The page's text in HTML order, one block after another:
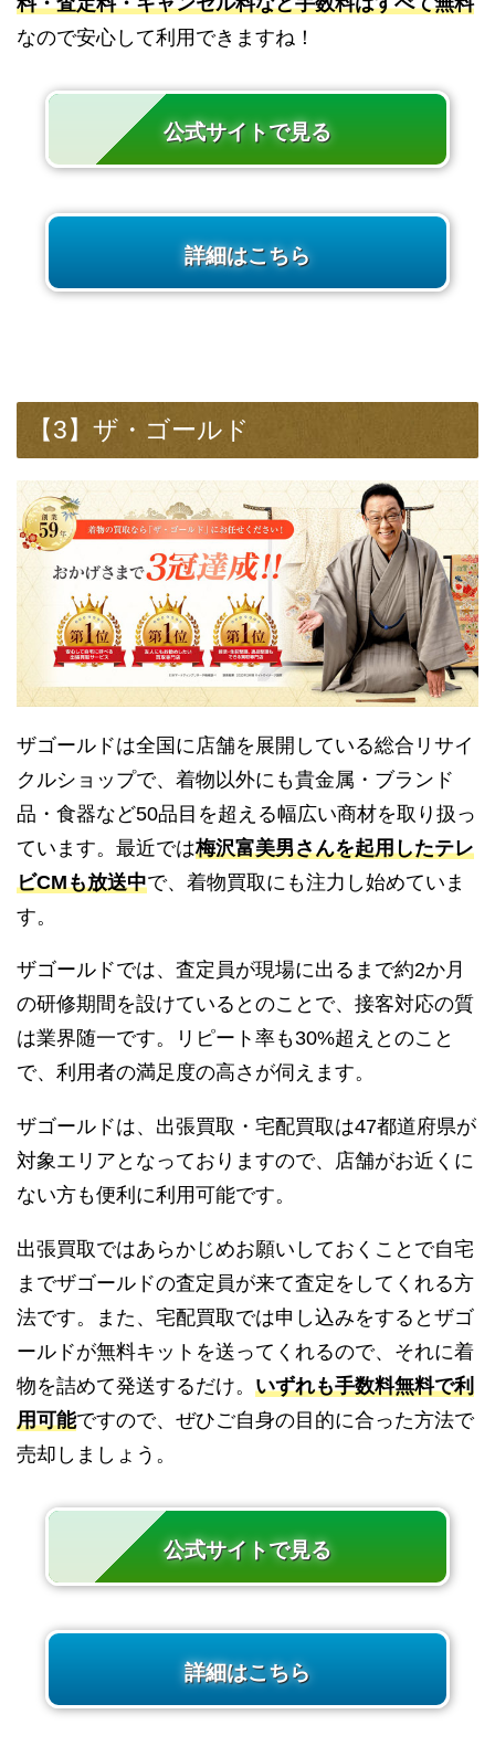
なので安心して利用できますね！
公式サイトで見る
詳細はこちら
【3】ザ・ゴールド
ザゴールドは全国に店舗を展開している総合リサイ
クルショップで、着物以外にも貴金属・ブランド
品・食器など50品目を超える幅広い商材を取り扱っ
ています。最近では梅沢富美男さんを起用したテレ
ビCMも放送中で、着物買取にも注力し始めていま
す。
ザゴールドでは、査定員が現場に出るまで約2か月
の研修期間を設けているとのことで、接客対応の質
は業界随一です。リピート率も30%超えとのこと
で、利用者の満足度の高さが伺えます。
ザゴールドは、出張買取・宅配買取は47都道府県が
対象エリアとなっておりますので、店舗がお近くに
ない方も便利に利用可能です。
出張買取ではあらかじめお願いしておくことで自宅
までザゴールドの査定員が来て査定をしてくれる方
法です。また、宅配買取では申し込みをするとザゴ
ールドが無料キットを送ってくれるので、それに着
物を詰めて発送するだけ。 いずれも手数料無料で利
用可能ですので、ぜひご自身の目的に合った方法で
売却しましょう。
公式サイトで見る
詳細はこちら